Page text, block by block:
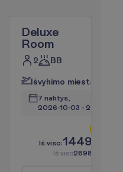
Deluxe
Room
2 BB
Išvykimo miesta
7 naktys,
2026-10-03 - 2026-10-10
Iš viso:1449.33
Iš viso2898.66